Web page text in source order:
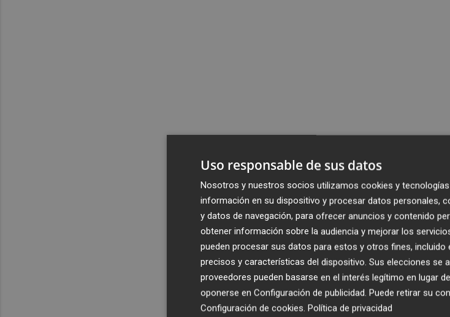
Uso responsable de sus datos
Nosotros y nuestros socios utilizamos cookies y
información en su dispositivo y procesar datos personales,
y datos de navegación, para ofrecer anuncios y contenido
obtener información sobre la audiencia y mejorar los
pueden procesar sus datos para estos y otros fines,
precisos y características del dispositivo. Sus elecciones se
proveedores pueden basarse en el interés legítimo en lugar
oponerse en Configuración de publicidad. Puede retirar su
Configuración de cookies. Política de privacidad